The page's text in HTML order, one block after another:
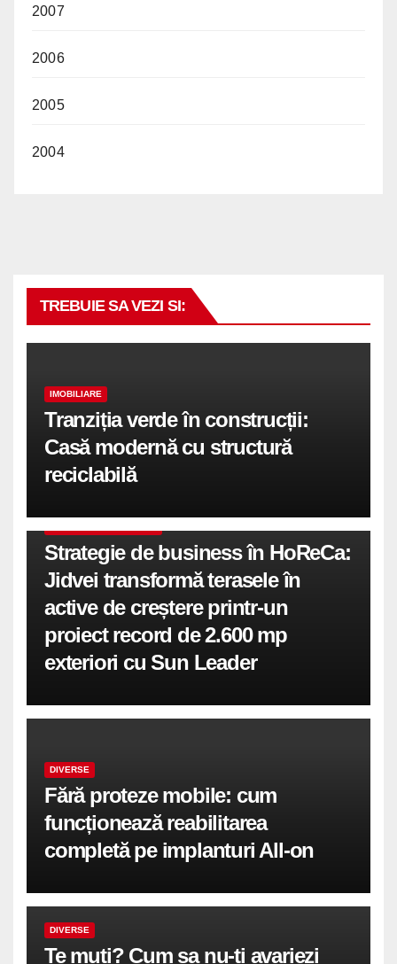
2007
2006
2005
2004
TREBUIE SA VEZI SI:
IMOBILIARE
Tranziția verde în construcții:
Casă modernă cu structură
reciclabilă
Strategie de business în HoReCa:
Jidvei transformă terasele în
active de creștere printr-un
proiect record de 2.600 mp
exteriori cu Sun Leader
DIVERSE
Fără proteze mobile: cum
funcționează reabilitarea
completă pe implanturi All-on
DIVERSE
Te muti? Cum sa nu-ti avariezi